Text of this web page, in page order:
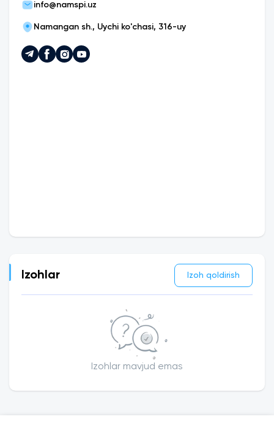
info@namspi.uz
Namangan sh., Uychi ko'chasi, 316-uy
Izohlar Izoh qoldirish
Izohlar mavjud emas